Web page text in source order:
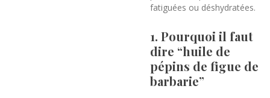
fatiguées ou déshydratées.
1. Pourquoi il faut
dire “huile de
pépins de figue de
barbarie”